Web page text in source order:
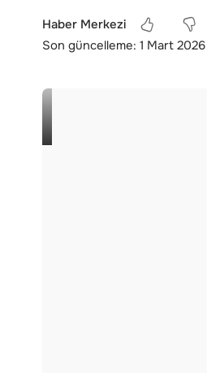
Son güncelleme: 1 Mart 2026
Haber Merkezi